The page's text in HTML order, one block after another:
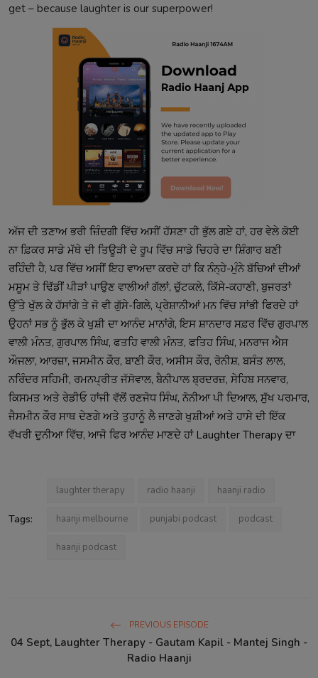
get – because laughter is our superpower!
ਅੱਜ ਦੀ ਤਣਾਅ ਭਰੀ ਜ਼ਿੰਦਗੀ ਵਿੱਚ ਅਸੀਂ ਹੱਸਣਾ ਹੀ ਭੁੱਲ ਗਏ ਹਾਂ, ਹਰ ਵੇਲੇ ਕੋਈ
ਨਾ ਫ਼ਿਕਰ ਸਾਡੇ ਮੱਥੇ ਦੀ ਤਿਊੜੀ ਦੇ ਰੂਪ ਵਿੱਚ ਸਾਡੇ ਚਿਹਰੇ ਦਾ ਸ਼ਿੰਗਾਰ ਬਣੀ
ਰਹਿੰਦੀ ਹੈ, ਪਰ ਵਿੱਚ ਅਸੀਂ ਇਹ ਵਾਅਦਾ ਕਰਦੇ ਹਾਂ ਕਿ ਨੰਨ੍ਹੇ-ਮੁੰਨੇ ਬੱਚਿਆਂ ਦੀਆਂ
ਮਸੂਮ ਤੇ ਢਿੱਡੀਂ ਪੀੜਾਂ ਪਾਉਣ ਵਾਲੀਆਂ ਗੱਲਾਂ, ਚੁੱਟਕਲੇ, ਕਿੱਸੇ-ਕਹਾਣੀ, ਬੁਜਰਤਾਂ
ਉੱਤੇ ਖੁੱਲ ਕੇ ਹੱਸਾਂਗੇ ਤੇ ਜੋ ਵੀ ਗੁੱਸੇ-ਗਿਲੇ, ਪ੍ਰੇਸ਼ਾਨੀਆਂ ਮਨ ਵਿੱਚ ਸਾਂਭੀ ਫਿਰਦੇ ਹਾਂ
ਉਹਨਾਂ ਸਭ ਨੂੰ ਭੁੱਲ ਕੇ ਖੁਸ਼ੀ ਦਾ ਆਨੰਦ ਮਾਨਾਂਗੇ, ਇਸ ਸ਼ਾਨਦਾਰ ਸਫ਼ਰ ਵਿੱਚ ਗੁਰਪਾਲ
ਵਾਲੀ ਮੰਨਤ, ਗੁਰਪਾਲ ਸਿੰਘ, ਫਤਹਿ ਵਾਲੀ ਮੰਨਤ, ਫਤਿਹ ਸਿੰਘ, ਮਨਰਾਜ ਐਸ
ਔਜਲਾ, ਆਰਜ਼ਾ, ਜਸਮੀਨ ਕੌਰ, ਬਾਣੀ ਕੌਰ, ਅਸੀਸ ਕੌਰ, ਰੋਨੀਸ਼, ਬਸੰਤ ਲਾਲ,
ਨਰਿੰਦਰ ਸਹਿਮੀ, ਰਮਨਪ੍ਰੀਤ ਜੱਸੋਵਾਲ, ਬੈਨੀਪਾਲ ਬ੍ਰਦਰਜ਼, ਸੇਹਿਬ ਸਨਵਾਰ,
ਕਿਸਮਤ ਅਤੇ ਰੇਡੀਓ ਹਾਂਜੀ ਵੱਲੋਂ ਰਣਜੋਧ ਸਿੰਘ, ਨੋਨੀਆ ਪੀ ਦਿਆਲ, ਸੁੱਖ ਪਰਮਾਰ,
ਜੈਸਮੀਨ ਕੌਰ ਸਾਥ ਦੇਣਗੇ ਅਤੇ ਤੁਹਾਨੂੰ ਲੈ ਜਾਣਗੇ ਖੁਸ਼ੀਆਂ ਅਤੇ ਹਾਸੇ ਦੀ ਇੱਕ
ਵੱਖਰੀ ਦੁਨੀਆ ਵਿੱਚ, ਆਜੋ ਫਿਰ ਆਨੰਦ ਮਾਣਦੇ ਹਾਂ Laughter Therapy ਦਾ
Tags:
laughter therapy radio haanji haanji radio
haanji melbourne punjabi podcast podcast
haanji podcast
PREVIOUS EPISODE
04 Sept, Laughter Therapy - Gautam Kapil - Mantej Singh -
Radio Haanji